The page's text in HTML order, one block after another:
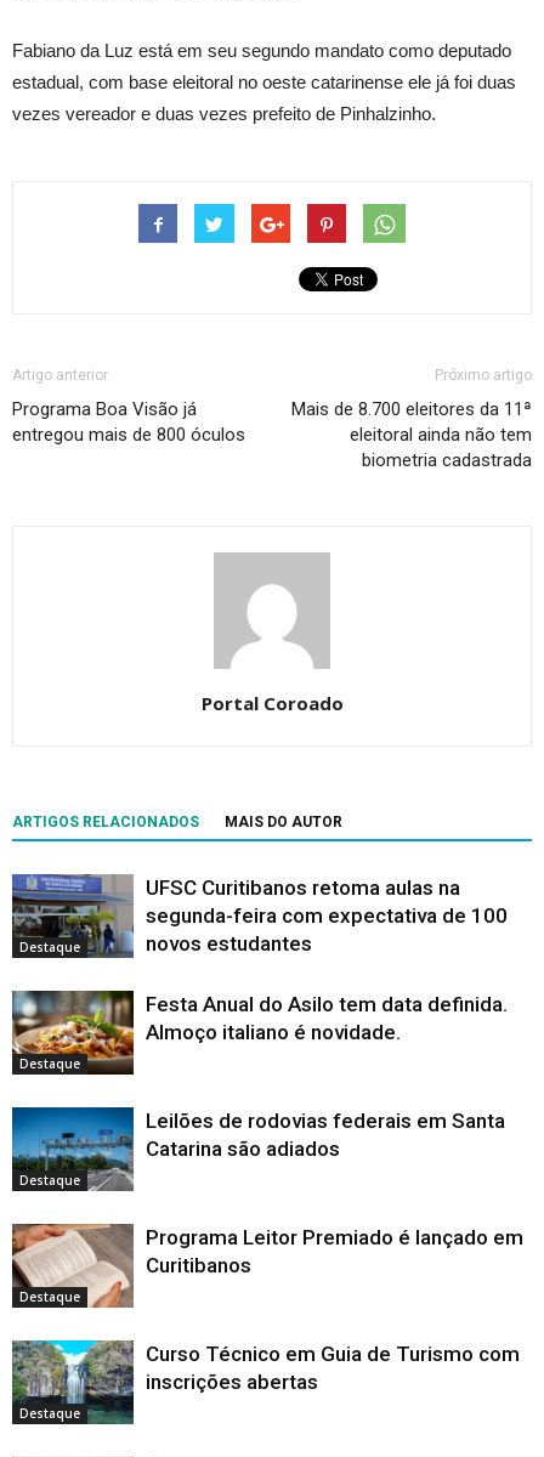
Fabiano da Luz está em seu segundo mandato como deputado
estadual, com base eleitoral no oeste catarinense ele já foi duas
vezes vereador e duas vezes prefeito de Pinhalzinho.
Artigo anterior
Programa Boa Visão já
entregou mais de 800 óculos
Próximo artigo
Mais de 8.700 eleitores da 11ª
eleitoral ainda não tem
biometria cadastrada
Portal Coroado
ARTIGOS RELACIONADOS MAIS DO AUTOR
Destaque
UFSC Curitibanos retoma aulas na
segunda-feira com expectativa de 100
novos estudantes
Destaque
Festa Anual do Asilo tem data definida.
Almoço italiano é novidade.
Destaque
Leilões de rodovias federais em Santa
Catarina são adiados
Destaque
Programa Leitor Premiado é lançado em
Curitibanos
Destaque
Curso Técnico em Guia de Turismo com
inscrições abertas